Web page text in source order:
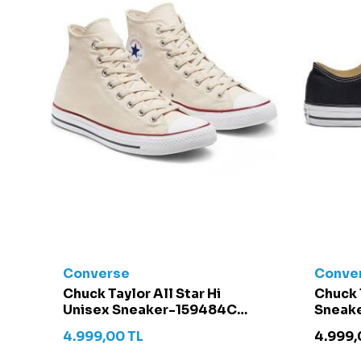
Converse
Chuck Taylor All Star Hi
Unisex Sneaker-159484C
Krem
4.999,00TL